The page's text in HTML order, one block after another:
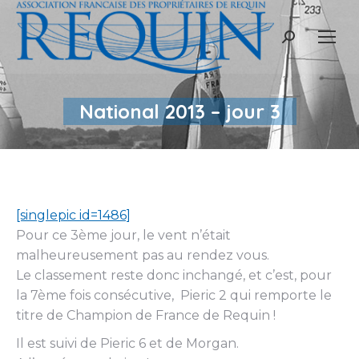
Recherche
National 2013 – jour 3
[singlepic id=1486]
Pour ce 3ème jour, le vent n’était
malheureusement pas au rendez vous.
Le classement reste donc inchangé, et c’est, pour
la 7ème fois consécutive, Pieric 2 qui remporte le
titre de Champion de France de Requin !
Il est suivi de Pieric 6 et de Morgan.